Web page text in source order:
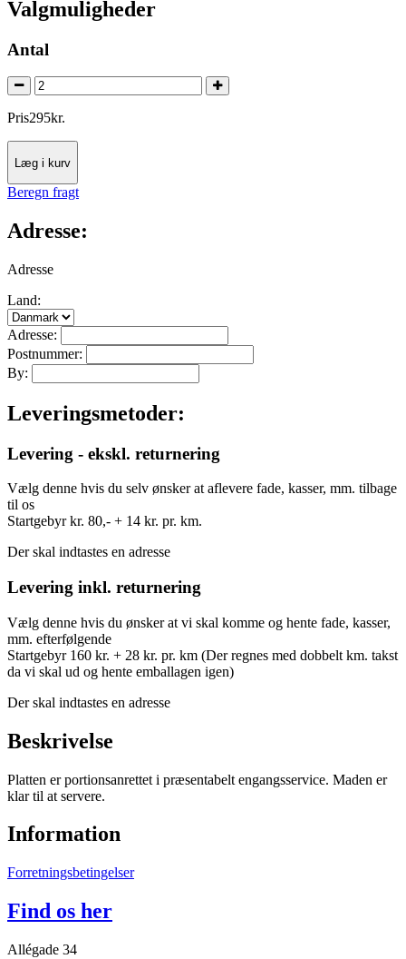
Valgmuligheder
Antal
Pris295kr.
Læg i kurv
Beregn fragt
Adresse:
Adresse
Land:
Adresse:
Postnummer:
By:
Leveringsmetoder:
Levering - ekskl. returnering
Vælg denne hvis du selv ønsker at aflevere fade, kasser, mm. tilbage
til os
Startgebyr kr. 80,- + 14 kr. pr. km.
Der skal indtastes en adresse
Levering inkl. returnering
Vælg denne hvis du ønsker at vi skal komme og hente fade, kasser,
mm. efterfølgende
Startgebyr 160 kr. + 28 kr. pr. km (Der regnes med dobbelt km. takst
da vi skal ud og hente emballagen igen)
Der skal indtastes en adresse
Beskrivelse
Platten er portionsanrettet i præsentabelt engangsservice. Maden er
klar til at servere.
Information
Forretningsbetingelser
Find os her
Allégade 34